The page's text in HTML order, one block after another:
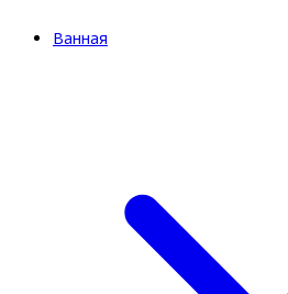
Ванная